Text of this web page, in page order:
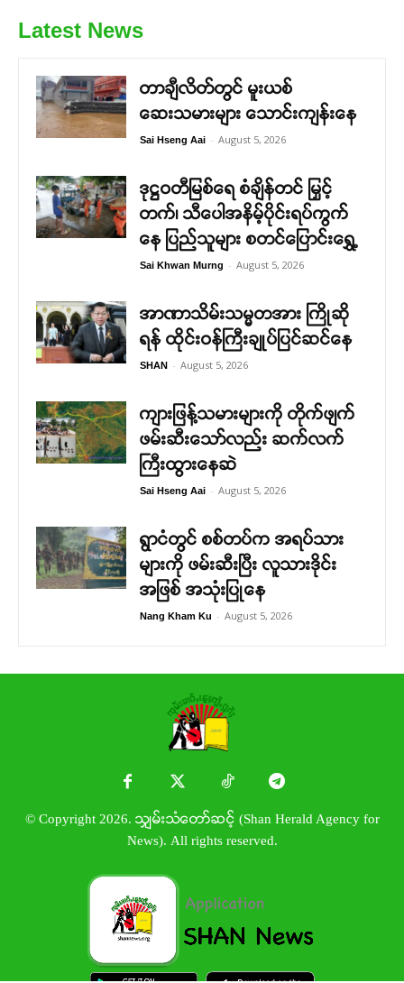
Latest News
တာချီလိတ်တွင် မူးယစ်
ဆေးသမားများ သောင်းကျန်းနေ
Sai Hseng Aai - August 5, 2026
ဒုဋ္ဌဝတီမြစ်ရေ စံချိန်တင် မြှင့်
တက်၊ သီပေါအနိမ့်ပိုင်းရပ်ကွက်
နေ ပြည်သူများ စတင်ပြောင်းရွှေ့
Sai Khwan Murng - August 5, 2026
အာဏာသိမ်းသမ္မတအား ကြိုဆို
ရန် ထိုင်းဝန်ကြီးချုပ်ပြင်ဆင်နေ
SHAN - August 5, 2026
ကျားဖြန့်သမားများကို တိုက်ဖျက်
ဖမ်းဆီးသော်လည်း ဆက်လက်
ကြီးထွားနေဆဲ
Sai Hseng Aai - August 5, 2026
ရွာငံတွင် စစ်တပ်က အရပ်သား
များကို ဖမ်းဆီးပြီး လူသားဒိုင်း
အဖြစ် အသုံးပြုနေ
Nang Kham Ku - August 5, 2026
© Copyright 2026. သျှမ်းသံတော်ဆင့် (Shan Herald Agency for
News). All rights reserved.